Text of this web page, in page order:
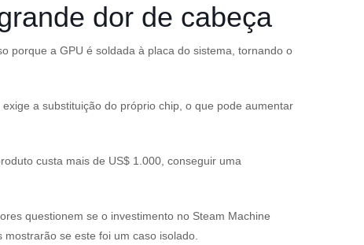
dor de cabeça
porque a GPU é soldada à placa do sistema, tornando o
a substituição do próprio chip, o que pode aumentar
custa mais de US$ 1.000, conseguir uma
questionem se o investimento no Steam Machine
se este foi um caso isolado.